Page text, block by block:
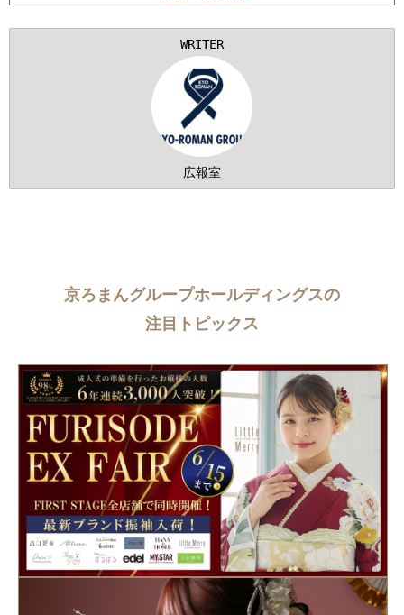
WRITER
広報室
京ろまんグループホールディングスの
注目トピックス